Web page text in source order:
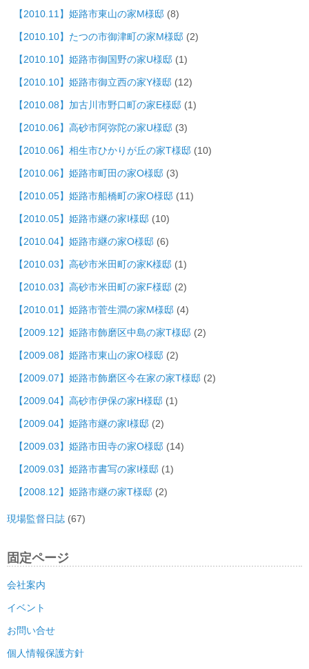
【2010.11】姫路市東山の家M様邸 (8)
【2010.10】たつの市御津町の家M様邸 (2)
【2010.10】姫路市御国野の家U様邸 (1)
【2010.10】姫路市御立西の家Y様邸 (12)
【2010.08】加古川市野口町の家E様邸 (1)
【2010.06】高砂市阿弥陀の家U様邸 (3)
【2010.06】相生市ひかりが丘の家T様邸 (10)
【2010.06】姫路市町田の家O様邸 (3)
【2010.05】姫路市船橋町の家O様邸 (11)
【2010.05】姫路市継の家I様邸 (10)
【2010.04】姫路市継の家O様邸 (6)
【2010.03】高砂市米田町の家K様邸 (1)
【2010.03】高砂市米田町の家F様邸 (2)
【2010.01】姫路市菅生澗の家M様邸 (4)
【2009.12】姫路市飾磨区中島の家T様邸 (2)
【2009.08】姫路市東山の家O様邸 (2)
【2009.07】姫路市飾磨区今在家の家T様邸 (2)
【2009.04】高砂市伊保の家H様邸 (1)
【2009.04】姫路市継の家I様邸 (2)
【2009.03】姫路市田寺の家O様邸 (14)
【2009.03】姫路市書写の家I様邸 (1)
【2008.12】姫路市継の家T様邸 (2)
現場監督日誌 (67)
固定ページ
会社案内
イベント
お問い合せ
個人情報保護方針